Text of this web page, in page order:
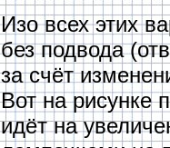
Изо всех этих
без подвода
за счёт
Вот на рисунке
идёт на